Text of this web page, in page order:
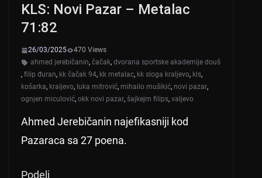
KLS: Novi Pazar – Metalac
71:82
26/03/2025
470 Views
ahmed jerebičanin, čačak, dvorana sportske akademije douš
, filip đuran, kk čačak 94, kk metalac, kk sloga kraljevo, kls,
košarka, kraljevo, luka mitrović, mihailo mušikić, novi pazar,
ognjen miculović, okk novi pazar, šajkejm filips, valjevo
Ahmed Jerebičanin najefikasniji kod
Pazaraca sa 27 poena.
Podeli